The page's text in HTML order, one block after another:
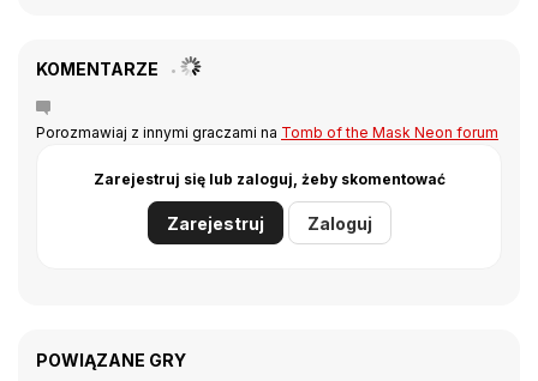
KOMENTARZE
Porozmawiaj z innymi graczami na Tomb of the Mask Neon forum
Zarejestruj się lub zaloguj, żeby skomentować
Zarejestruj Zaloguj
POWIĄZANE GRY